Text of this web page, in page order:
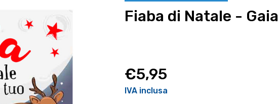
Fiaba di Natale - Gaia
€5,95
IVA inclusa